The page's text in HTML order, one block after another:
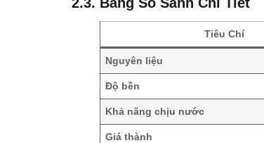
Tiêu Chí
Nguyên liệu
Độ bền
Khả năng chịu nước
Giá thành